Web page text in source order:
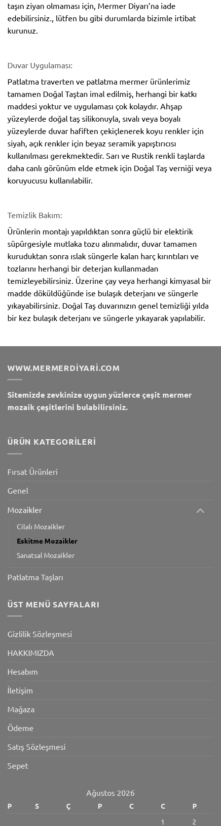
taşın ziyan olmaması için, Mermer Diyarı’na iade
edebilirsiniz., lütfen bu gibi durumlarda bizimle irtibat
kurunuz.
Duvar Uygulaması:
Patlatma traverten ve patlatma mermer ürünlerimiz
tamamen Doğal Taştan imal edilmiş, herhangi bir katkı
maddesi yoktur ve uygulaması çok kolaydır. Ahşap
yüzeylerde doğal taş silikonuyla, sıvalı veya boyalı
yüzeylerde duvar hafiften çekiçlenerek koyu renkler için
siyah, açık renkler için beyaz seramik yapıştırıcısı
kullanılması gerekmektedir. Sarı ve Rustik renkli taşlarda
daha canlı görünüm elde etmek için Doğal Taş verniği veya
koruyucusu kullanılabilir.
Temizlik Bakım:
Ürünlerin montajı yapıldıktan sonra güçlü bir elektirik
süpürgesiyle mutlaka tozu alınmalıdır, duvar tamamen
kuruduktan sonra ıslak süngerle kalan harç kırıntıları ve
tozlarını herhangi bir deterjan kullanmadan
temizleyebilirsiniz. Üzerine çay veya herhangi kimyasal bir
madde döküldüğünde ise bulaşık deterjanı ve süngerle
yıkayabilirsiniz. Doğal Taş duvarınızın genel temizliği yılda
bir kez bulaşık deterjanı ve süngerle yıkayarak yapılabilir.
WWW.MERMERDIYARI.COM
Sitemizde zevkinize uygun yüzlerce çeşit mermer
mozaik çeşitlerini bulabilirsiniz.
ÜRÜN KATEGORILERI
Fırsat Ürünleri
Genel
Mozaikler
Cilalı Mozaikler
Eskitme Mozaikler
Sanatsal Mozaikler
Patlatma Taşları
ÜST MENÜ SAYFALARI
Gizlilik Sözleşmesi
HAKKIMIZDA
Hesabım
İletişim
Mağaza
Ödeme
Satış Sözleşmesi
Sepet
Ağustos 2026
P S Ç P C C
P
1
2